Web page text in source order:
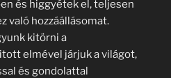
és higgyétek el, teljesen
való hozzáállásomat.
kitörni a
elmével járjuk a világot,
és gondolattal